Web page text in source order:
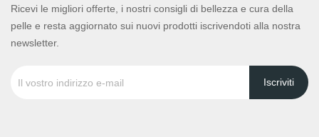
Ricevi le migliori offerte, i nostri consigli di bellezza e cura della
pelle e resta aggiornato sui nuovi prodotti iscrivendoti alla nostra
newsletter.